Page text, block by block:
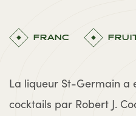
FRANC
La liqueur St-Germain a
cocktails par Robert J.